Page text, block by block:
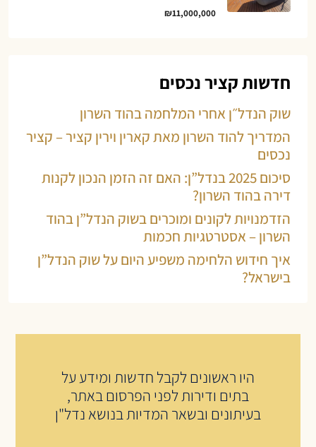
₪11,000,000
חדשות קציר נכסים
שוק הנדל״ן אחרי המלחמה בהוד השרון
המדריך להוד השרון מאת קארין וירין קציר – קציר
נכסים
סיכום 2025 בנדל”ן: האם זה הזמן הנכון לקנות
דירה בהוד השרון?
הזדמנויות לקונים ומוכרים בשוק הנדל”ן בהוד
השרון – אסטרטגיות חכמות
איך חידוש הלחימה משפיע היום על שוק הנדל”ן
בישראל?
היו ראשונים לקבל חדשות ומידע על
בתים ודירות לפני הפרסום באתר,
בעיתונים ובשאר המדיות בנושא נדל"ן